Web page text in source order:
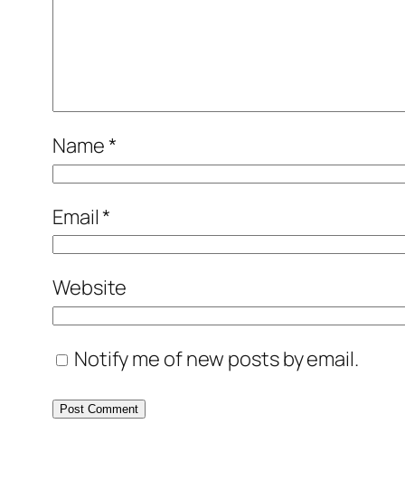
Name*
Email*
Website
Notify me of new posts by email.